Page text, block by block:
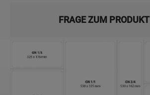
FRAGE ZUM PRODUKT